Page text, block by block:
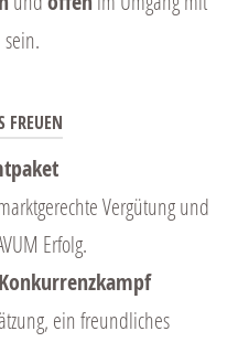
FREUEN
Vergütung und
Erfolg.
ein freundliches